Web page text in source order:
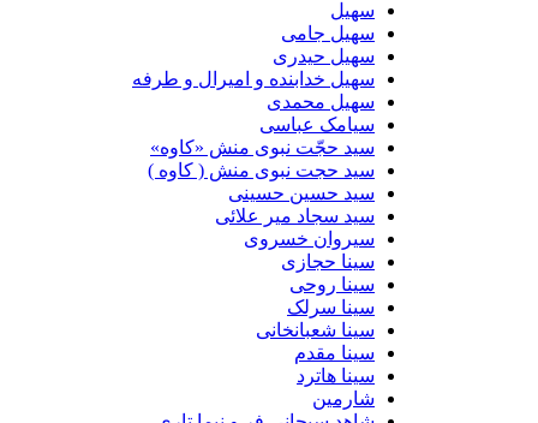
سهیل جامی
سهیل حیدری
سهیل خدابنده و امیرال و طرفه
سهیل محمدی
سیامک عباسی
سید حجّت نبوی منش «کاوه»
سید حجت نبوی منش ( کاوه )
سید حسین حسینى
سید سجاد میر علائی
سیروان خسروی
سینا حجازی
سینا روحی
سینا سرلک
سینا شعبانخانی
سینا مقدم
سینا هاترد
شارمین